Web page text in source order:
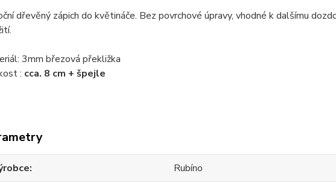
dřevěný zápich do květináče. Bez povrchové úpravy, vhodné k dalšímu
3mm březová překližka
: cca. 8 cm + špejle
Rubíno